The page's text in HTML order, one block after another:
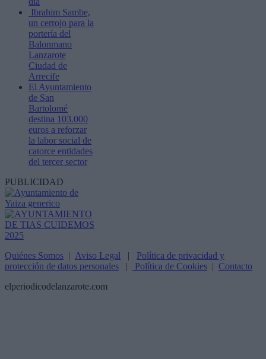
Ibrahim Sambe,
un cerrojo para la
portería del
Balonmano
Lanzarote
Ciudad de
Arrecife
El Ayuntamiento
de San
Bartolomé
destina 103.000
euros a reforzar
la labor social de
catorce entidades
del tercer sector
PUBLICIDAD
Quiénes Somos | Aviso Legal | Política de privacidad y
protección de datos personales | Política de Cookies | Contacto
elperiodicodelanzarote.com